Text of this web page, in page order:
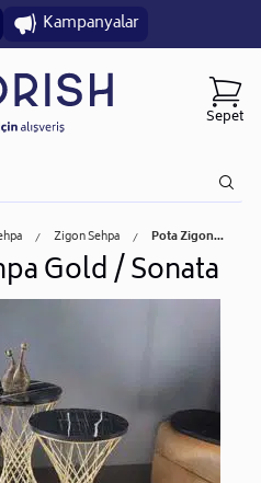
Kampanyalar
Sepet
Zigon Sehpa Pota Zigon...
Gold / Sonata